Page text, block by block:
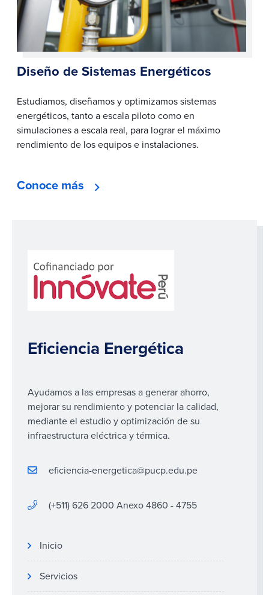
Diseño de Sistemas Energéticos
Estudiamos, diseñamos y optimizamos sistemas
energéticos, tanto a escala piloto como en
simulaciones a escala real, para lograr el máximo
rendimiento de los equipos e instalaciones.
Conoce más
Eficiencia Energética
Ayudamos a las empresas a generar ahorro,
mejorar su rendimiento y potenciar la calidad,
mediante el estudio y optimización de su
infraestructura eléctrica y térmica.
eficiencia-energetica@pucp.edu.pe
(+511) 626 2000 Anexo 4860 - 4755
Inicio
Servicios